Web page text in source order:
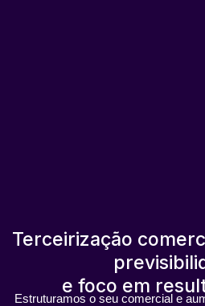
Terceirização
e foco em
Estruturamos o seu comercial e